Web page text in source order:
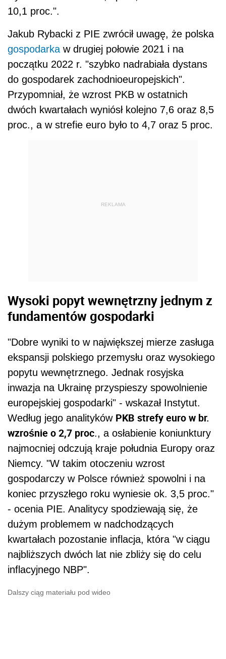
10,1 proc.".
Jakub Rybacki z PIE zwrócił uwagę, że polska
gospodarka w drugiej połowie 2021 i na
początku 2022 r. "szybko nadrabiała dystans
do gospodarek zachodnioeuropejskich".
Przypomniał, że wzrost PKB w ostatnich
dwóch kwartałach wyniósł kolejno 7,6 oraz 8,5
proc., a w strefie euro było to 4,7 oraz 5 proc.
REKLAMA
Wysoki popyt wewnętrzny jednym z
fundamentów gospodarki
"Dobre wyniki to w największej mierze zasługa
ekspansji polskiego przemysłu oraz wysokiego
popytu wewnętrznego. Jednak rosyjska
inwazja na Ukrainę przyspieszy spowolnienie
europejskiej gospodarki" - wskazał Instytut.
Według jego analityków PKB strefy euro w br.
wzrośnie o 2,7 proc., a osłabienie koniunktury
najmocniej odczują kraje południa Europy oraz
Niemcy. "W takim otoczeniu wzrost
gospodarczy w Polsce również spowolni i na
koniec przyszłego roku wyniesie ok. 3,5 proc."
- ocenia PIE. Analitycy spodziewają się, że
dużym problemem w nadchodzących
kwartałach pozostanie inflacja, która "w ciągu
najbliższych dwóch lat nie zbliży się do celu
inflacyjnego NBP".
Dalszy ciąg materiału pod wideo